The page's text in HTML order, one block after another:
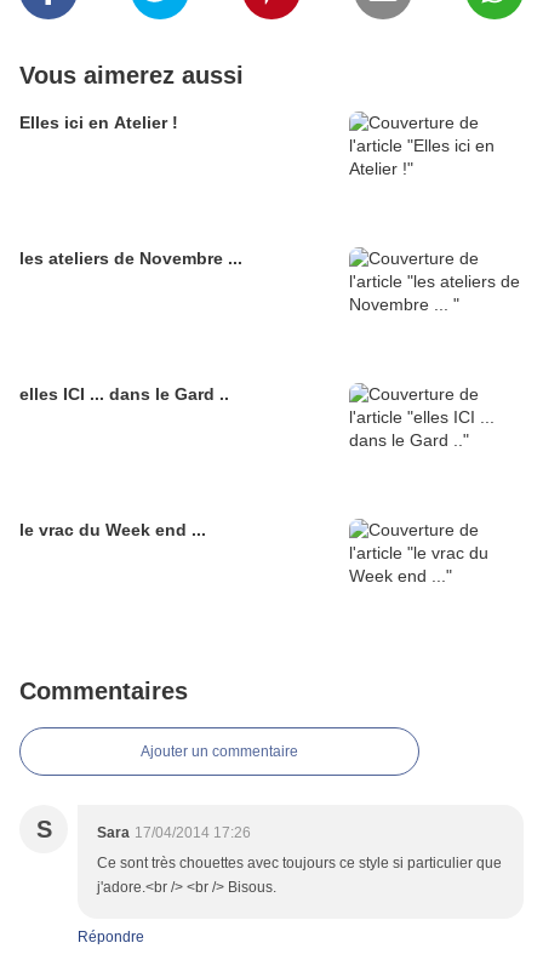
Vous aimerez aussi
Elles ici en Atelier !
les ateliers de Novembre ...
elles ICI ... dans le Gard ..
le vrac du Week end ...
Commentaires
Ajouter un commentaire
S Sara 17/04/2014 17:26
Ce sont très chouettes avec toujours ce style si particulier que
j'adore.<br /> <br /> Bisous.
Répondre